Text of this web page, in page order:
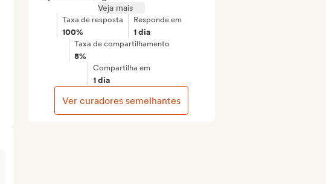
Veja mais
Taxa de resposta
100%
Responde em
1 dia
Taxa de compartilhamento
8%
Compartilha em
1 dia
Ver curadores semelhantes